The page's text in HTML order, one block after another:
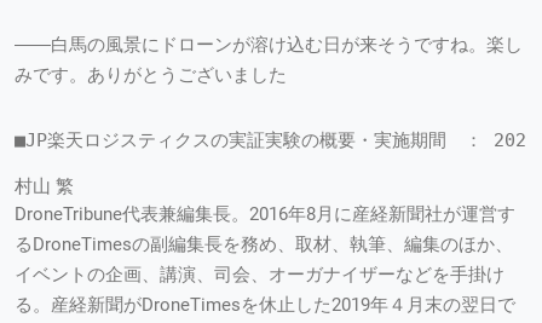
――白馬の風景にドローンが溶け込む日が来そうですね。楽し
みです。ありがとうございました
■JP楽天ロジスティクスの実証実験の概要・実施期間　：
村山 繁
DroneTribune代表兼編集長。2016年8月に産経新聞社が運営す
るDroneTimesの副編集長を務め、取材、執筆、編集のほか、
イベントの企画、講演、司会、オーガナイザーなどを手掛け
る。産経新聞がDroneTimesを休止した2019年４月末の翌日で